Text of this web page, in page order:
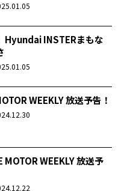
Hyundai INSTERまもな
WEEKLY 放送予告！
WEEKLY 放送予